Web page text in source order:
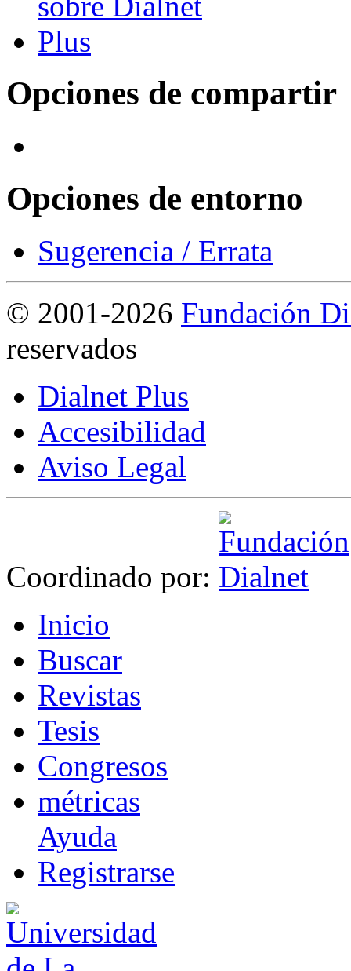
Opciones de compartir
Opciones de entorno
Sugerencia / Errata
© 2001-2026 Fundación
reservados
Dialnet Plus
Accesibilidad
Aviso Legal
Coordinado por:
Inicio
Buscar
Revistas
Tesis
Congresos
métricas
Ayuda
Registrarse